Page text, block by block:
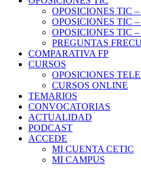
OPOSICIONES TIC –
OPOSICIONES TIC –
OPOSICIONES TIC –
PREGUNTAS
COMPARATIVA FP
CURSOS
OPOSICIONES
CURSOS ONLINE
TEMARIOS
CONVOCATORIAS
ACTUALIDAD
PODCAST
ACCEDE
MI CUENTA CETIC
MI CAMPUS